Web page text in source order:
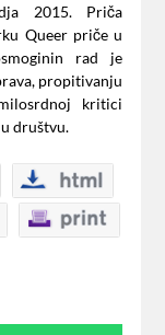
2015. Priča
Queer priče u
rad je
propitivanju
kritici
društvu.